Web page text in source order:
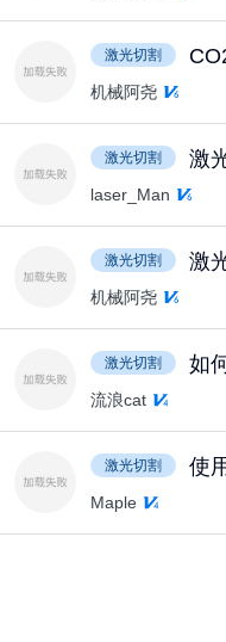
激光切割
机械阿尧
激光切割 激
laser_Man
激光切割 激
机械阿尧
激光切割 如
流浪cat
激光切割 使
Maple